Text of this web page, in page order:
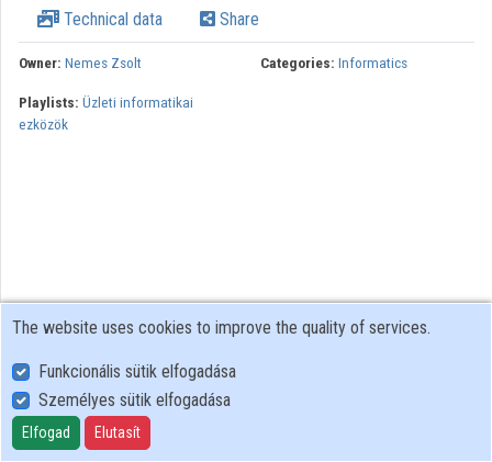
Contributors
Technical data Share
Owner: Nemes Zsolt Categories: Informatics
Playlists: Üzleti informatikai
ezközök
User Policy
Adatkezelési tájékoztató (en)
Cookie Policy
The website uses cookies to improve the quality of services.
Funkcionális sütik elfogadása
Személyes sütik elfogadása
Elfogad Elutasít